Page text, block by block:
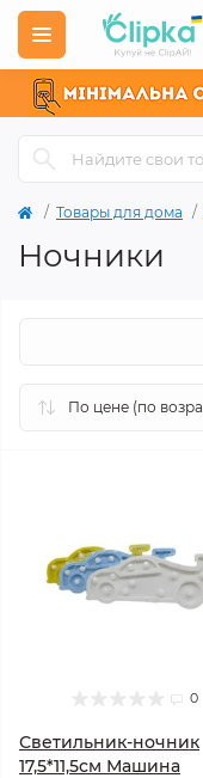
Товары для дома
Ночники
0
Светильник-ночник
17,5*11,5см Машина